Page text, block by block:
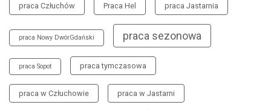
praca Człuchów Praca Hel praca Jastarnia
praca Nowy DwórGdański praca sezonowa
praca Sopot praca tymczasowa
praca w Człuchowie praca w Jastarni